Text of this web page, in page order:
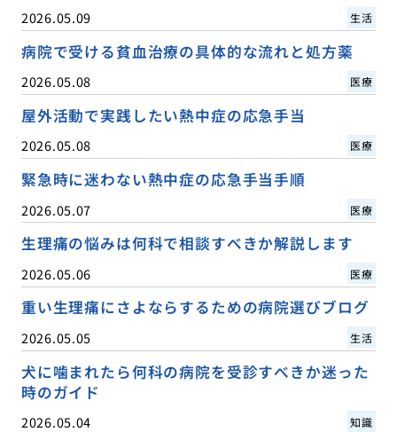
2026.05.09 生活
病院で受ける貧血治療の具体的な流れと処方薬
2026.05.08 医療
屋外活動で実践したい熱中症の応急手当
2026.05.08 医療
緊急時に迷わない熱中症の応急手当手順
2026.05.07 医療
生理痛の悩みは何科で相談すべきか解説します
2026.05.06 医療
重い生理痛にさよならするための病院選びブログ
2026.05.05 生活
犬に噛まれたら何科の病院を受診すべきか迷った
時のガイド
2026.05.04 知識